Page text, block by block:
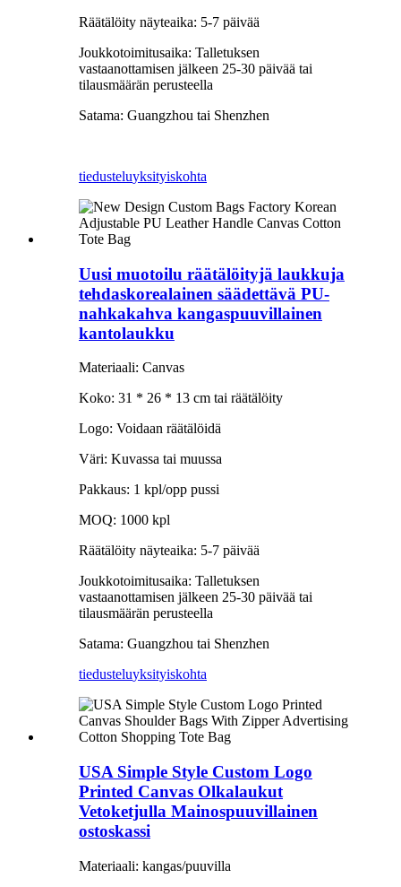
Räätälöity näyteaika: 5-7 päivää
Joukkotoimitusaika: Talletuksen
vastaanottamisen jälkeen 25-30 päivää tai
tilausmäärän perusteella
Satama: Guangzhou tai Shenzhen
tiedusteluyksityiskohta
Uusi muotoilu räätälöityjä laukkuja
tehdaskorealainen säädettävä PU-
nahkakahva kangaspuuvillainen
kantolaukku
Materiaali: Canvas
Koko: 31 * 26 * 13 cm tai räätälöity
Logo: Voidaan räätälöidä
Väri: Kuvassa tai muussa
Pakkaus: 1 kpl/opp pussi
MOQ: 1000 kpl
Räätälöity näyteaika: 5-7 päivää
Joukkotoimitusaika: Talletuksen
vastaanottamisen jälkeen 25-30 päivää tai
tilausmäärän perusteella
Satama: Guangzhou tai Shenzhen
tiedusteluyksityiskohta
USA Simple Style Custom Logo
Printed Canvas Olkalaukut
Vetoketjulla Mainospuuvillainen
ostoskassi
Materiaali: kangas/puuvilla